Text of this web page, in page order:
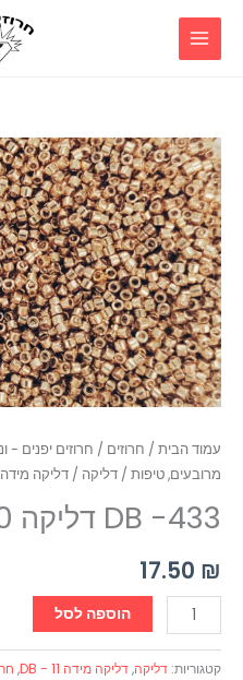
דילוג
עמוד הבית / חרוזים /
מרובעים, טיפות / דליקה / דליקה מידה 11 - DB
DB -433 דליקה 11/0 זהב
17.50 ₪
כמות
של
DB
-433
דליקה
11/0
זהב
הוספה לסל
קטגוריות: דליקה,דליקה מידה 11 - DB ,